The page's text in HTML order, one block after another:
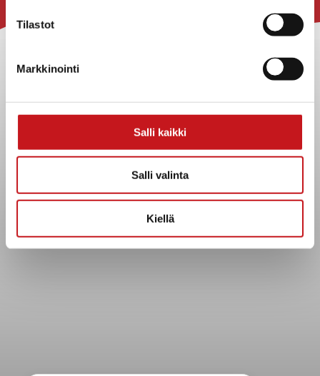
Tilastot
Markkinointi
Salli kaikki
Salli valinta
Kiellä
Strategiat, ohjelmat, ohjeet, suunnitelmat, säännöt ja
Asiakirjajulkisuuskuvaus
Saavutettavuusseloste
Tietosuojaselosteet